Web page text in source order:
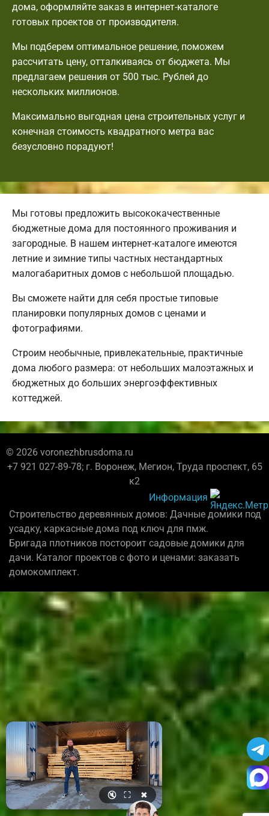
дома, оформляйте заказ в интернет-каталоге
готовых проектов от производителя.
Мы подберем оптимальное решение, поможем
рассчитать цену, отталкиваясь от бюджета. Мы
предлагаем решения от 500 тыс. Рублей до
нескольких миллионов.
Максимально выгодная цена строительных услуг и
конечная стоимость квадратного метра вас
безусловно порадуют!
Мы готовы предложить высококачественные
бюджетные дома для постоянного проживания и
загородные. В нашем интернет-каталоге имеются
летние и зимние типы частных нестандартных
малогабаритных домов с небольшой площадью.
Вы сможете найти для себя простые типовые
планировки популярных домов с ценами и
фотографиями.
Строим необычные, привлекательные, практичные
дома любого размера: от небольших малоэтажных и
бюджетных до больших энергоэффективных
коттеджей.
© 2026 voronezhbrusdoma.ru
+7 921 027-89-78; г. Воронеж, Мегион, Труда проспект, 65
к2
Информация
Строительство деревянных домов: Дачные домики под
усадку, каркасные дома под ключ для пмж.
Бригада плотников постороит садовые домики для
дачи. Каталог проектов с фото и ценами: заказать
домокомплект.
🔇 ⛶ ✖